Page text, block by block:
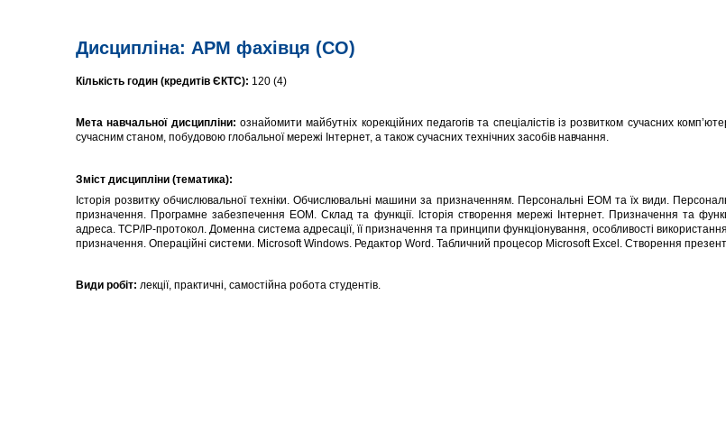
Дисципліна: АРМ фахівця (СО)
Кількість годин (кредитів ЄКТС): 120 (4)
Мета навчальної дисципліни: ознайомити майбутніх корекційних педагогів та спеціалістів із розвитком сучасних
сучасним станом, побудовою глобальної мережі Інтернет, а також сучасних технічних засобів навчання.
Зміст дисципліни (тематика):
Історія розвитку обчислювальної техніки. Обчислювальні машини за призначенням. Персональні ЕОМ та їх види.
призначення. Програмне забезпечення ЕОМ. Склад та функції. Історія створення мережі Інтернет. Призначення та
адреса. ТСР/IP-протокол. Доменна система адресації, її призначення та принципи функціонування, особливості
призначення. Операційні системи. Microsoft Windows. Редактор Word. Табличний процесор Microsoft Excel. Створення
Види робіт: лекції, практичні, самостійна робота студентів.